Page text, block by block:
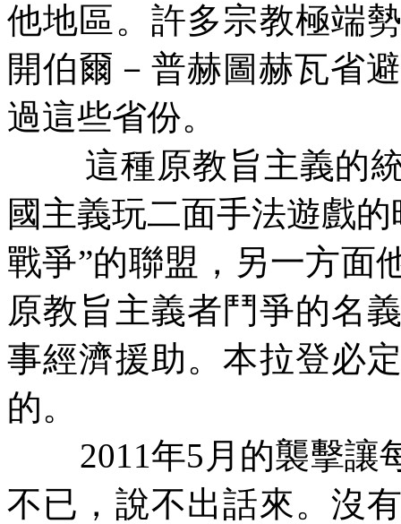
他地區。許多宗教極端
開伯爾－普赫圖赫瓦省
過這些省份。
這種原教旨主義的
國主義玩二面手法遊戲
戰爭”的聯盟，另一方面
原教旨主義者鬥爭的名
事經濟援助。本拉登必
的。
2011年5 月的襲擊讓
不已，說不出話來。沒